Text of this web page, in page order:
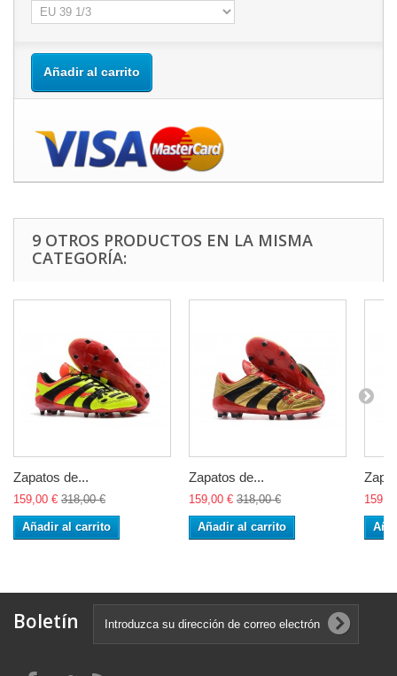
Añadir al carrito
9 OTROS PRODUCTOS EN LA MISMA
CATEGORÍA:
Zapatos de...
159,00 € 318,00 €
Añadir al carrito
Zapatos de...
159,00 € 318,00 €
Añadir al carrito
Boletín